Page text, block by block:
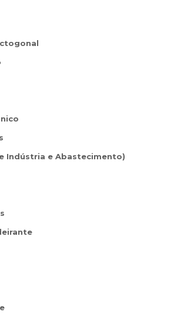
Indústria e Abastecimento)